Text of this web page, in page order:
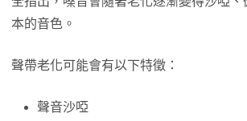
本的音色。
聲帶老化可能會有以下特徵：
聲音沙啞